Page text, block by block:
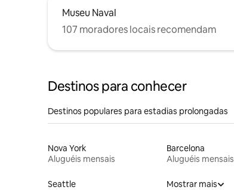
Museu Naval
107 moradores locais recomendam
Destinos para conhecer
Destinos populares para estadias prolongadas
Nova York
Aluguéis mensais
Barcelona
Aluguéis mensais
Seattle
Mostrar mais